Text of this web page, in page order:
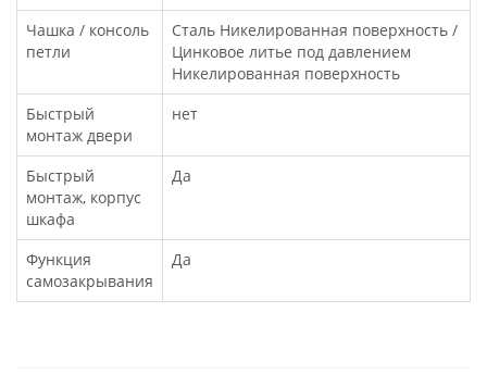
Чашка / консоль
петли
Сталь Никелированная поверхность /
Цинковое литье под давлением
Никелированная поверхность
Быстрый
монтаж двери
нет
Быстрый
монтаж, корпус
шкафа
Да
Функция
самозакрывания
Да